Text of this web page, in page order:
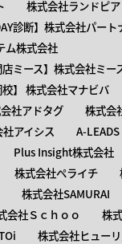
株式会社ランドピア
診断】株式会社パー
ム株式会社
店ミース】株式会社ミー
校】 株式会社マナビバ
社アドタグ
株式
アイシス
A-
Plus Insight株式会社
株式会社ペライチ
株式会社SAMURAI
会社Ｓｃｈｏｏ
株
株式会社ヒュー